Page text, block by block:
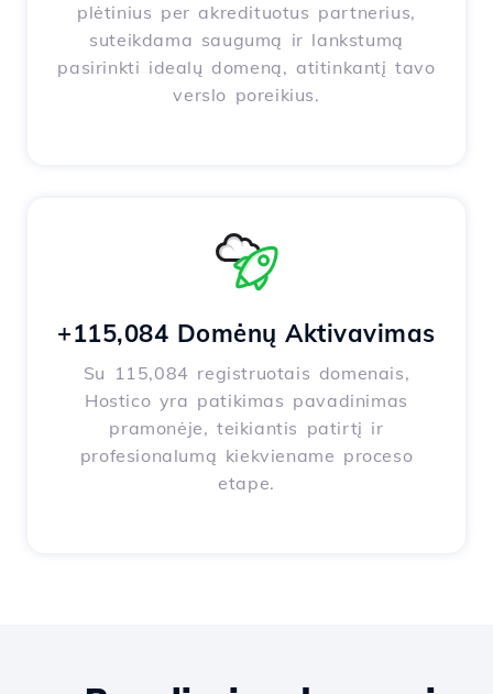
plėtinius per akredituotus partnerius,
suteikdama saugumą ir lankstumą
pasirinkti idealų domeną, atitinkantį tavo
verslo poreikius.
+115,084 Domėnų Aktivavimas
Su 115,084 registruotais domenais,
Hostico yra patikimas pavadinimas
pramonėje, teikiantis patirtį ir
profesionalumą kiekviename proceso
etape.